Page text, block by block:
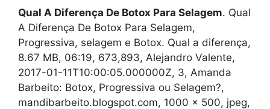
Qual A Diferença De Botox Para Selagem. Qual
A Diferença De Botox Para Selagem,
Progressiva, selagem e Botox. Qual a diferença,
8.67 MB, 06:19, 673,893, Alejandro Valente,
2017-01-11T10:00:05.000000Z, 3, Amanda
Barbeito: Botox, Progressiva ou Selagem?,
mandibarbeito.blogspot.com, 1000 x 500, jpeg,